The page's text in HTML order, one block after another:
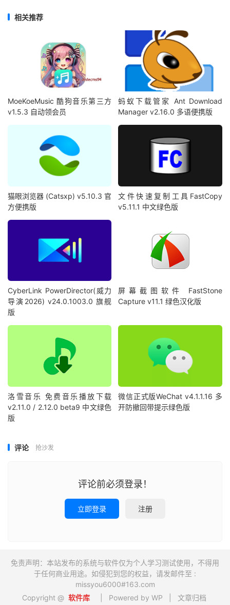
相关推荐
MoeKoeMusic 酷狗音乐第三方
v1.5.3 自动领会员
蚂蚁下载管家 Ant Download
Manager v2.16.0 多语便携版
猫眼浏览器 (Catsxp) v5.10.3 官
方便携版
文件快速复制工具FastCopy
v5.11.1 中文绿色版
CyberLink PowerDirector(威力
导演2026) v24.0.1003.0 旗舰
版
屏幕截图软件 FastStone
Capture v11.1 绿色汉化版
洛雪音乐 免费音乐播放下载
v2.11.0 / 2.12.0 beta9 中文绿色
版
微信正式版WeChat v4.1.1.16 多
开防撤回带提示绿色版
评论 抢沙发
评论前必须登录！
立即登录 注册
免责声明：本站发布的系统与软件仅为个人学习测试使用，不得用
于任何商业用途。如侵犯到您的权益，请发邮件至 :
missyou6000#163.com
Copyright @ 软件库 | Powered by WP | 文章归档